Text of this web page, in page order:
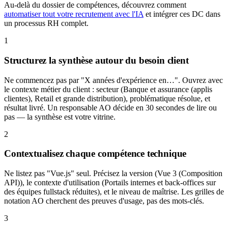
Au-delà du dossier de compétences, découvrez comment
automatiser tout votre recrutement avec l'IA et intégrer ces DC dans
un processus RH complet.
1
Structurez la synthèse autour du besoin client
Ne commencez pas par "X années d'expérience en…". Ouvrez avec
le contexte métier du client : secteur (Banque et assurance (applis
clientes), Retail et grande distribution), problématique résolue, et
résultat livré. Un responsable AO décide en 30 secondes de lire ou
pas — la synthèse est votre vitrine.
2
Contextualisez chaque compétence technique
Ne listez pas "Vue.js" seul. Précisez la version (Vue 3 (Composition
API)), le contexte d'utilisation (Portails internes et back-offices sur
des équipes fullstack réduites), et le niveau de maîtrise. Les grilles de
notation AO cherchent des preuves d'usage, pas des mots-clés.
3